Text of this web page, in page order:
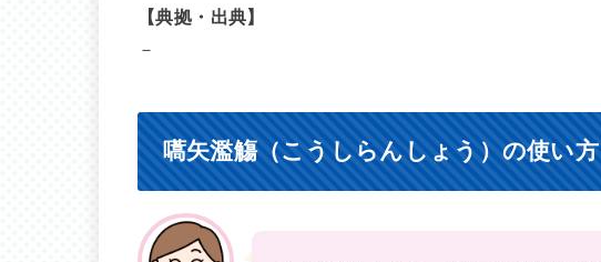
【典拠・出典】
－
嚆矢濫觴（こうしらんしょう）の使い方